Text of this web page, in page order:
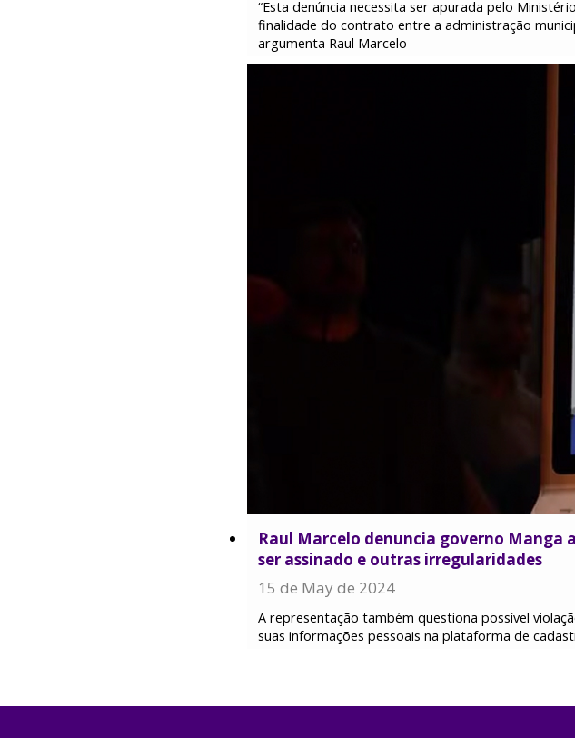
“Esta denúncia necessita ser apurada pelo
finalidade do contrato entre a administração
argumenta Raul Marcelo
Raul Marcelo denuncia governo Manga
ser assinado e outras irregularidades
15 de May de 2024
A representação também questiona possível
suas informações pessoais na plataforma de